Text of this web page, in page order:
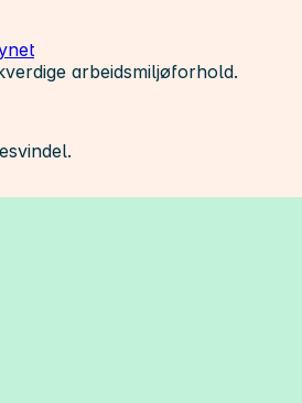
arbeidsmiljøforhold.